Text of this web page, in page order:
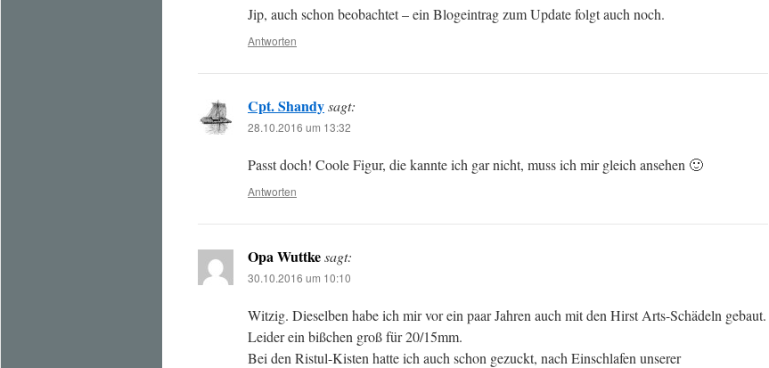
Jip, auch schon beobachtet – ein Blogeintrag zum Update folgt auch noch.
Antworten
Cpt. Shandysagt:
28.10.2016 um 13:32
Passt doch! Coole Figur, die kannte ich gar nicht, muss ich mir gleich ansehen 🙂
Antworten
Opa Wuttkesagt:
30.10.2016 um 10:10
Witzig. Dieselben habe ich mir vor ein paar Jahren auch mit den Hirst Arts-Schädeln gebaut.
Leider ein bißchen groß für 20/15mm.
Bei den Ristul-Kisten hatte ich auch schon gezuckt, nach Einschlafen unserer